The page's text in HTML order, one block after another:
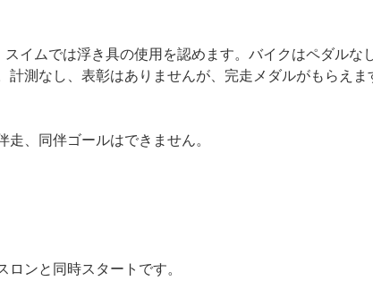
イムでは浮き具の使用を認めます。バイクはペダル
測なし、表彰はありませんが、完走メダルがもらえま
、同伴ゴールはできません。
ンと同時スタートです。